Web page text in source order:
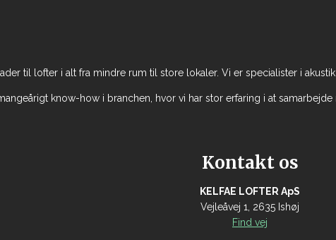
til lofter i alt fra mindre rum til store lokaler. Vi er specialister i
know-how i branchen, hvor vi har stor erfaring i at
Kontakt os
KELFAE LOFTER ApS
Vejleåvej 1, 2635 Ishøj
Find vej